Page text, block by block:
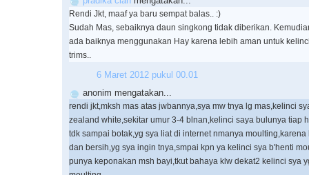
Rendi Jkt, maaf ya baru sempat balas.. :)
Sudah Mas, sebaiknya daun singkong tidak diberikan.
ada baiknya menggunakan Hay karena lebih aman untuk
trims..
6 Maret 2012 pukul 00.01
anonim mengatakan...
rendi jkt,mksh mas atas jwbannya,sya mw tnya lg mas,kelinci
zealand white,sekitar umur 3-4 blnan,kelinci saya bulunya tiap
tdk sampai botak,yg sya liat di internet nmanya moulting,karena
dan bersih,yg sya ingin tnya,smpai kpn ya kelinci sya b'henti
punya keponakan msh bayi,tkut bahaya klw dekat2 kelinci sya